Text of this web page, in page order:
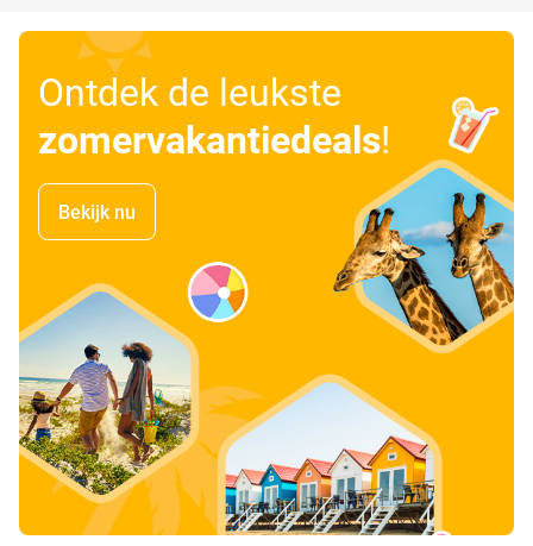
Ontdek de leukste
zomervakantiedeals!
Bekijk nu